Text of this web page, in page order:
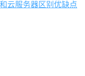
云服务器区别优缺点